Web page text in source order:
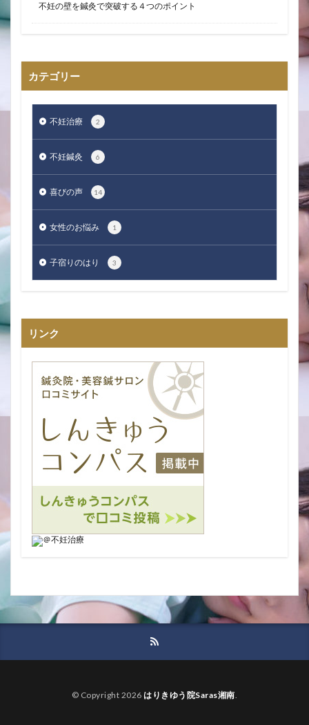
不妊の壁を鍼灸で突破する４つのポイント
カテゴリー
不妊治療 2
不妊鍼灸 6
喜びの声 14
女性のお悩み 1
子宿りのはり 3
リンク
© Copyright 2026はりきゆう院Saras湘南.